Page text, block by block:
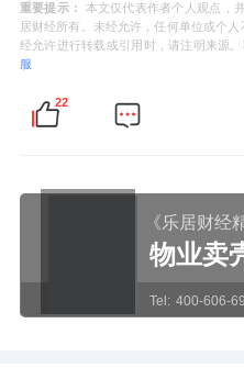
理提出地产行业四大
共鸣、新自然主义、
提炼出16大情绪价值
的产品差异化提供可
综合来看，绿城管理
富社区生活、柔化空
重要提示：
本文仅代表作者个人观点，
居财经所有。未经允许，任何单位或个
经允许进行转载或引用时，请注明来源
服
22
《乐居财经
物业卖
Tel: 400-606-